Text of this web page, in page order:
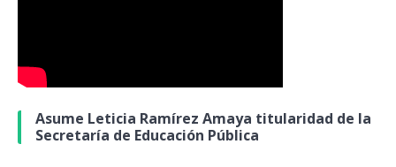
Asume Leticia Ramírez Amaya titularidad de la
Secretaría de Educación Pública